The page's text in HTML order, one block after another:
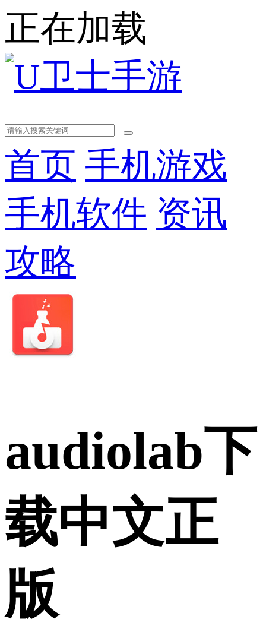
正在加载
首页 手机游戏
手机软件 资讯
攻略
audiolab下
载中文正
版